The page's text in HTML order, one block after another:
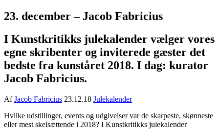
23. december – Jacob Fabricius
I Kunstkritikks julekalender vælger vores
egne skribenter og inviterede gæster det
bedste fra kunståret 2018. I dag: kurator
Jacob Fabricius.
AfJacob Fabricius 23.12.18 Julekalender
Hvilke udstillinger, events og udgivelser var de skarpeste, skønneste
eller mest skelsættende i 2018? I Kunstkritikks julekalender